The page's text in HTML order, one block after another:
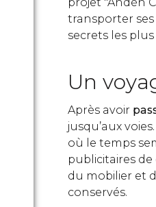
transporter ses
secrets les
Un
Après avoir
jusqu’aux
où le temps
publicitaires
du mobilier et
conservés.